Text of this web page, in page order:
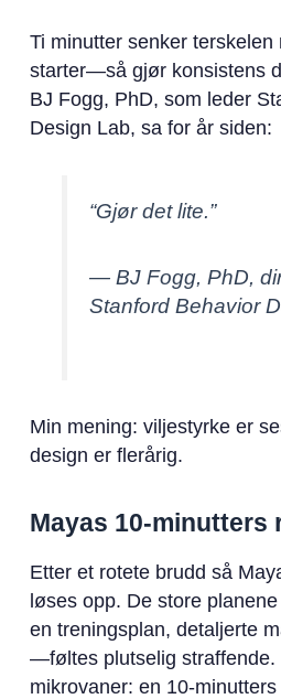
Ti minutter senker
starter—så gjør konsistens
BJ Fogg, PhD, som leder
Design Lab, sa for år siden:
“Gjør det lite.”
— BJ Fogg, PhD,
Stanford Behavior
Min mening: viljestyrke er
design er flerårig.
Mayas 10-minutters
Etter et rotete brudd så
løses opp. De store
en treningsplan, detaljerte
—føltes plutselig straffende.
mikrovaner: en 10-